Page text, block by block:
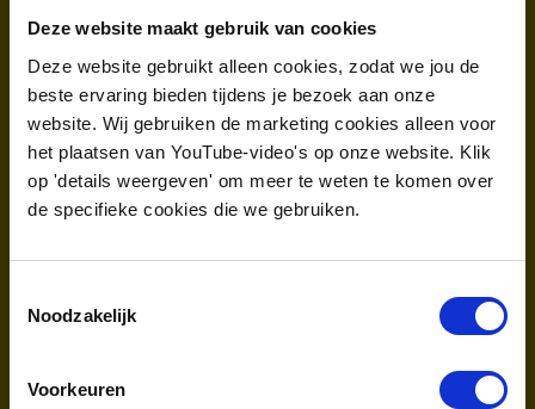
Deze website maakt gebruik van cookies
Deze website gebruikt alleen cookies, zodat we jou de
beste ervaring bieden tijdens je bezoek aan onze
website. Wij gebruiken de marketing cookies alleen voor
het plaatsen van YouTube-video's op onze website. Klik
op 'details weergeven' om meer te weten te komen over
de specifieke cookies die we gebruiken.
Noodzakelijk
Voorkeuren
projectmanagement perfect samenkomen. Met
lezingen, excursies en evenementen vanuit
verschillende invalshoeken hoop ik studenten en
young professionals te inspireren voor een carrière
in de energiesector. Voor New Energy Coalition ben
ik onderdeel van het organisatieteam van het
jaarlijkse Wind meets Gas symposium en werk in
aan het project Waterstof Werkt: H2 Train and